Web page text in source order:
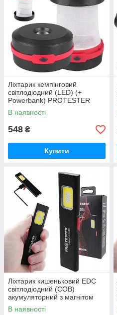
Ліхтарик кемпінговий
світлодіодний (LED) (+
Powerbank) PROTESTER
PRO-CL0310S
В наявності
548 ₴
Купити
Ліхтарик кишеньковий EDC
світлодіодний (COB)
акумуляторний з магнітом
PROTESTER PRO-FL0205S
В наявності